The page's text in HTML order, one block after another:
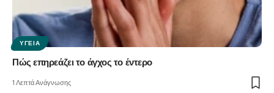
ΥΓΕΊΑ
Πώς επηρεάζει το άγχος το έντερο
1 Λεπτά Ανάγνωσης